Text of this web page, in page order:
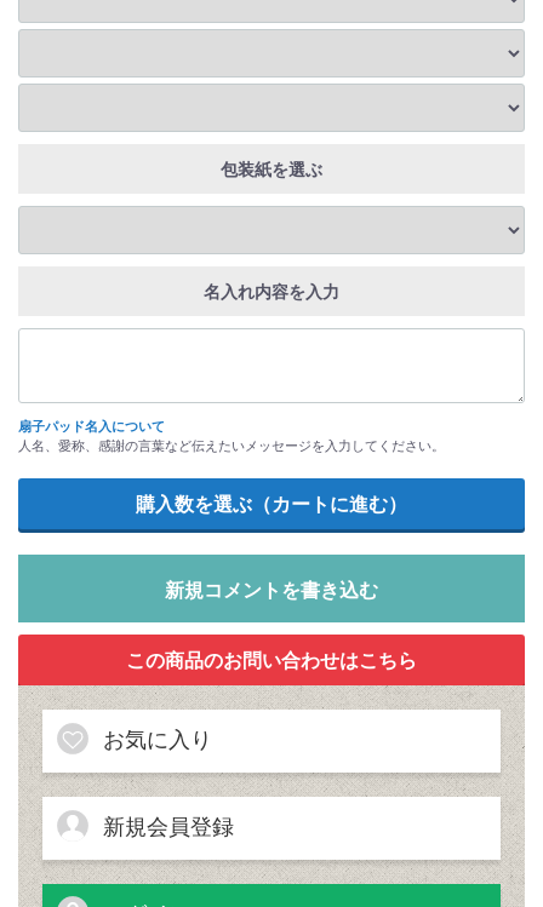
包装紙を選ぶ
名入れ内容を入力
扇子パッド名入について
人名、愛称、感謝の言葉など伝えたいメッセージを入力してください。
新規コメントを書き込む
お気に入り
新規会員登録